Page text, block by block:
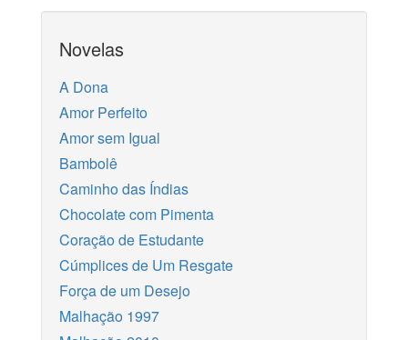
Novelas
A Dona
Amor Perfeito
Amor sem Igual
Bambolê
Caminho das Índias
Chocolate com Pimenta
Coração de Estudante
Cúmplices de Um Resgate
Força de um Desejo
Malhação 1997